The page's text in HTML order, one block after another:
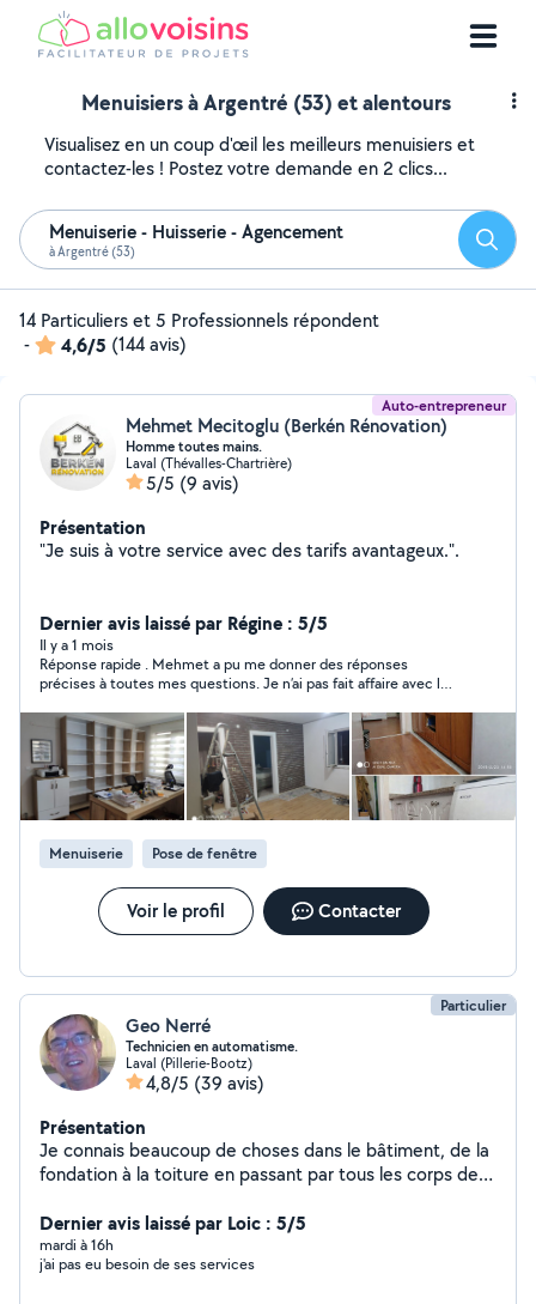
Menuisiers à Argentré (53) et alentours
Visualisez en un coup d'œil les meilleurs menuisiers et
contactez-les ! Postez votre demande en 2 clics...
Menuiserie - Huisserie - Agencement
à Argentré (53)
14 Particuliers et 5 Professionnels répondent
-
4,6/5 (144 avis)
Auto-entrepreneur
Mehmet Mecitoglu (Berkén Rénovation)
Homme toutes mains.
Laval (Thévalles-Chartrière)
5/5 (9 avis)
Présentation
"Je suis à votre service avec des tarifs avantageux.".
Dernier avis laissé par Régine : 5/5
Il y a 1 mois
Réponse rapide . Mehmet a pu me donner des réponses
précises à toutes mes questions. Je n’ai pas fait affaire avec lui
malheureusement Leroy Merlin ne peut pas la fabriquer car les
cotes sont trop petites par rapport à leur limite de fabrication
sur mesure.
Menuiserie Pose de fenêtre
Voir le profil Contacter
Particulier
Geo Nerré
Technicien en automatisme.
Laval (Pillerie-Bootz)
4,8/5 (39 avis)
Présentation
Je connais beaucoup de choses dans le bâtiment, de la
fondation à la toiture en passant par tous les corps de
électronique grand public ,un peu indus , 30 ans) puis
technicien en automatisme d'ouverture 12 ans, portail ,
portes de garage, volets roulants , volets roulants de
Dernier avis laissé par Loic : 5/5
mardi à 16h
j'ai pas eu besoin de ses services